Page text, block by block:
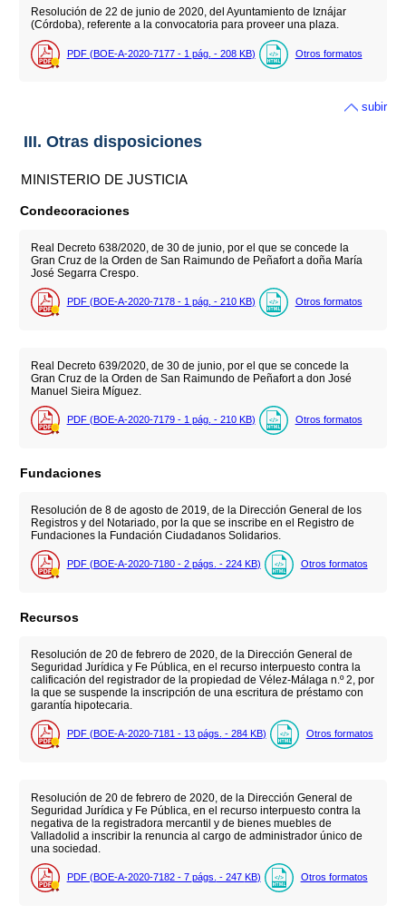
Resolución de 22 de junio de 2020, del Ayuntamiento de Iznájar
(Córdoba), referente a la convocatoria para proveer una plaza.
PDF (BOE-A-2020-7177 - 1 pág. - 208 KB) Otros formatos
subir
III. Otras disposiciones
MINISTERIO DE JUSTICIA
Condecoraciones
Real Decreto 638/2020, de 30 de junio, por el que se concede la
Gran Cruz de la Orden de San Raimundo de Peñafort a doña María
José Segarra Crespo.
PDF (BOE-A-2020-7178 - 1 pág. - 210 KB) Otros formatos
Real Decreto 639/2020, de 30 de junio, por el que se concede la
Gran Cruz de la Orden de San Raimundo de Peñafort a don José
Manuel Sieira Míguez.
PDF (BOE-A-2020-7179 - 1 pág. - 210 KB) Otros formatos
Fundaciones
Resolución de 8 de agosto de 2019, de la Dirección General de los
Registros y del Notariado, por la que se inscribe en el Registro de
Fundaciones la Fundación Ciudadanos Solidarios.
PDF (BOE-A-2020-7180 - 2 págs. - 224 KB) Otros formatos
Recursos
Resolución de 20 de febrero de 2020, de la Dirección General de
Seguridad Jurídica y Fe Pública, en el recurso interpuesto contra la
calificación del registrador de la propiedad de Vélez-Málaga n.º 2, por
la que se suspende la inscripción de una escritura de préstamo con
garantía hipotecaria.
PDF (BOE-A-2020-7181 - 13 págs. - 284 KB) Otros formatos
Resolución de 20 de febrero de 2020, de la Dirección General de
Seguridad Jurídica y Fe Pública, en el recurso interpuesto contra la
negativa de la registradora mercantil y de bienes muebles de
Valladolid a inscribir la renuncia al cargo de administrador único de
una sociedad.
PDF (BOE-A-2020-7182 - 7 págs. - 247 KB) Otros formatos